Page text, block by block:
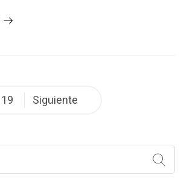
19 Siguiente